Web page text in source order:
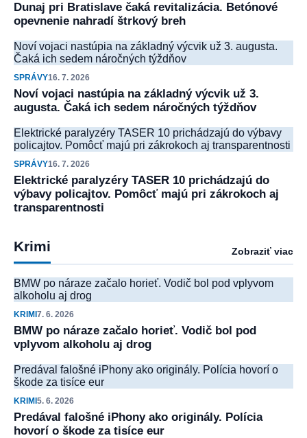
Dunaj pri Bratislave čaká revitalizácia. Betónové
opevnenie nahradí štrkový breh
Noví vojaci nastúpia na základný výcvik už 3. augusta.
Čaká ich sedem náročných týždňov
SPRÁVY16. 7. 2026
Noví vojaci nastúpia na základný výcvik už 3.
augusta. Čaká ich sedem náročných týždňov
Elektrické paralyzéry TASER 10 prichádzajú do výbavy
policajtov. Pomôcť majú pri zákrokoch aj transparentnosti
SPRÁVY16. 7. 2026
Elektrické paralyzéry TASER 10 prichádzajú do
výbavy policajtov. Pomôcť majú pri zákrokoch aj
transparentnosti
Krimi Zobraziť viac
BMW po náraze začalo horieť. Vodič bol pod vplyvom
alkoholu aj drog
KRIMI 7. 6. 2026
BMW po náraze začalo horieť. Vodič bol pod
vplyvom alkoholu aj drog
Predával falošné iPhony ako originály. Polícia hovorí o
škode za tisíce eur
KRIMI 5. 6. 2026
Predával falošné iPhony ako originály. Polícia
hovorí o škode za tisíce eur